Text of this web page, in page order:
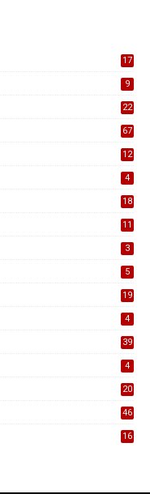
17
9
22
67
12
4
18
11
3
5
19
4
39
4
20
46
16